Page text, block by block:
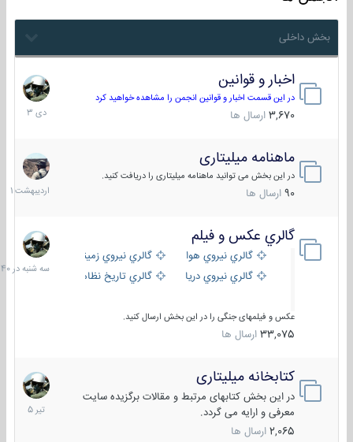
بخش داخلی
اخبار و قوانین
در این قسمت اخبار و قوانین انجمن را مشاهده خواهید کرد
3,670 ارسال ها
22
دی
1403
ماهنامه میلیتاری
در این بخش می توانید ماهنامه میلیتاری را دریافت کنید.
90 ارسال ها
30
1401
گالري عكس و فيلم
گالري نيروي هوايي
گالري نيروي زميني
گالري نيروي دريايي
گالري تاریخ نظامی
عکس و فیلمهای جنگی را در این بخش ارسال کنید.
33,075 ارسال ها
سه
شنبه
در
کتابخانه میلیتاری
در این بخش کتابهای مرتبط و مقالات برگزیده سایت
معرفی و ارایه می گردد.
2,065 ارسال ها
16
تیر
1405